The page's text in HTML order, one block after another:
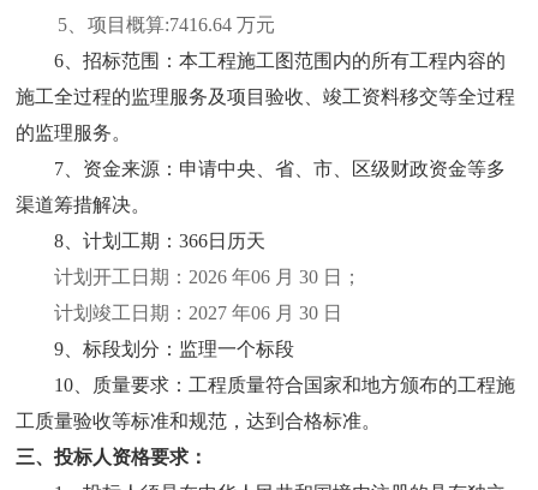
5、 项目概算:7416.64 万元
6、招标范围：本工程施工图范围内的所有工程内容的
施工全过程的监理服务及项目验收、竣工资料移交等全过程
的监理服务。
7、资金来源：申请中央、省、市、区级财政资金等多
渠道筹措解决。
8、计划工期：366日历天
计划开工日期： 2026 年06 月 30 日；
计划竣工日期： 2027 年06 月 30 日
9、标段划分：监理一个标段
10、质量要求：工程质量符合国家和地方颁布的工程施
工质量验收等标准和规范，达到合格标准。
三、投标人资格要求：